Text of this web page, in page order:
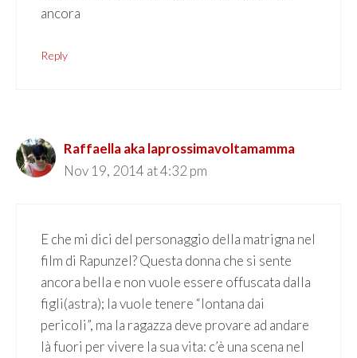
ancora
Reply
Raffaella aka laprossimavoltamamma
Nov 19, 2014 at 4:32 pm
E che mi dici del personaggio della matrigna nel
film di Rapunzel? Questa donna che si sente
ancora bella e non vuole essere offuscata dalla
figli(astra); la vuole tenere “lontana dai
pericoli”, ma la ragazza deve provare ad andare
là fuori per vivere la sua vita: c’è una scena nel